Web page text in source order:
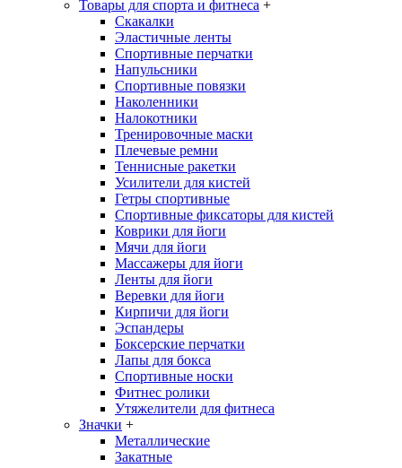
Товары для спорта и фитнеса +
Скакалки
Эластичные ленты
Спортивные перчатки
Напульсники
Спортивные повязки
Наколенники
Налокотники
Тренировочные маски
Плечевые ремни
Теннисные ракетки
Усилители для кистей
Гетры спортивные
Спортивные фиксаторы для кистей
Коврики для йоги
Мячи для йоги
Массажеры для йоги
Ленты для йоги
Веревки для йоги
Кирпичи для йоги
Эспандеры
Боксерские перчатки
Лапы для бокса
Спортивные носки
Фитнес ролики
Утяжелители для фитнеса
Значки +
Металлические
Закатные